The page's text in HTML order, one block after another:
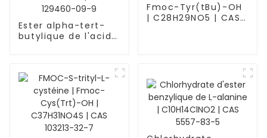
Ester alpha-tert-
butylique de l'acide
129460-09-9
Fmoc-Tyr(tBu)-OH
| C28H29NO5 | CAS